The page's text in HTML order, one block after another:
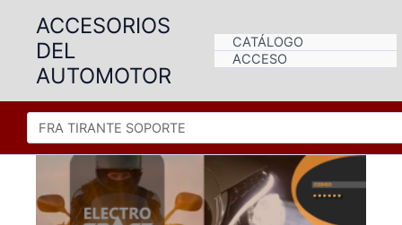
contenido
ACCESORIOS
DEL
AUTOMOTOR
CATÁLOGO
ACCESO